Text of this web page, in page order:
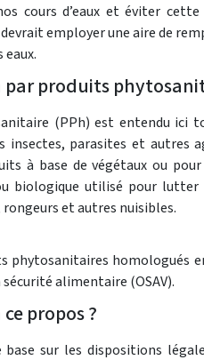
cours d’eaux et éviter
employer une aire de
produits
(PPh) est entendu ici
insectes, parasites et autres
à base de végétaux ou
biologique utilisé pour
et autres nuisibles.
phytosanitaires homologués
alimentaire (OSAV).
propos ?
base sur les dispositions